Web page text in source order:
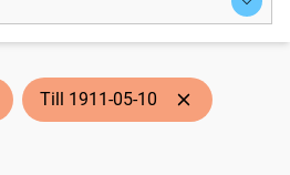
Till 1911-05-10